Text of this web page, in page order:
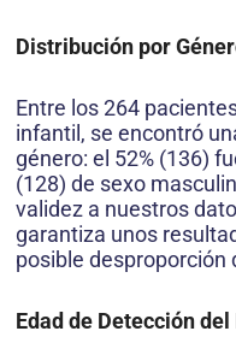
Distribución por
Entre los 264
infantil, se encontró
género: el 52% (136)
(128) de sexo
validez a nuestros
garantiza unos
posible desproporción
Edad de Detección